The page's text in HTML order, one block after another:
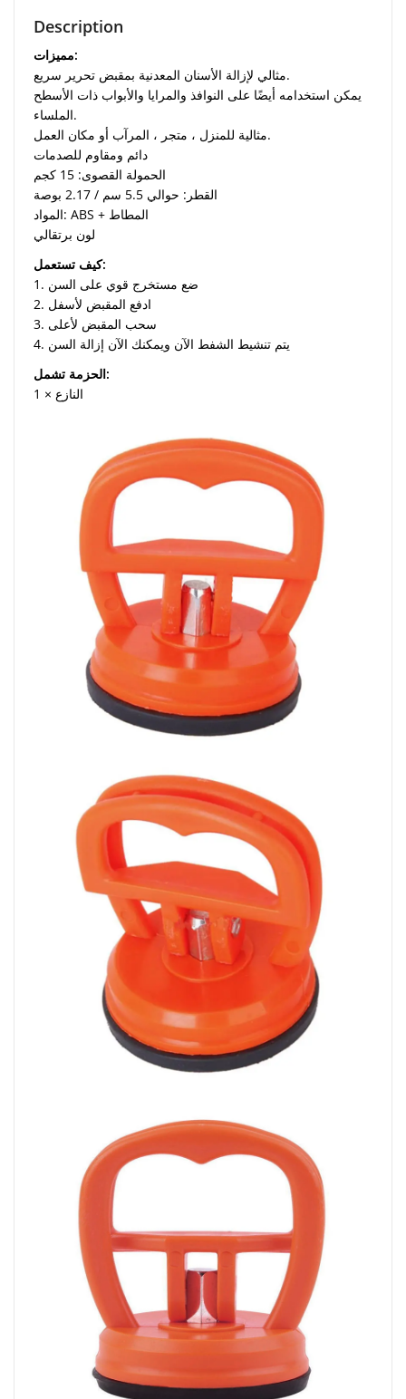
Description
مميزات:
مثالي لإزالة الأسنان المعدنية بمقبض تحرير سريع.
يمكن استخدامه أيضًا على النوافذ والمرايا والأبواب ذات الأسطح
الملساء.
مثالية للمنزل ، متجر ، المرآب أو مكان العمل.
دائم ومقاوم للصدمات
الحمولة القصوى: 15 كجم
القطر: حوالي 5.5 سم / 2.17 بوصة
المواد: ABS + المطاط
لون برتقالي
كيف تستعمل:
1. ضع مستخرج قوي على السن
2. ادفع المقبض لأسفل
3. سحب المقبض لأعلى
4. يتم تنشيط الشفط الآن ويمكنك الآن إزالة السن
الحزمة تشمل:
1 × النازع